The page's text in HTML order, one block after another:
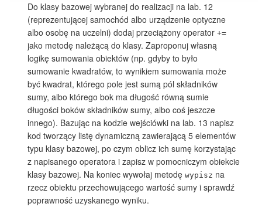
Do klasy bazowej wybranej do realizacji na lab. 12
(reprezentującej samochód albo urządzenie optyczne
albo osobę na uczelni) dodaj przeciążony operator+=
jako metodę należącą do klasy. Zaproponuj własną
logikę sumowania obiektów (np. gdyby to było
sumowanie kwadratów, to wynikiem sumowania może
być kwadrat, którego pole jest sumą pól składników
sumy, albo którego bok ma długość równą sumie
długości boków składników sumy, albo coś jeszcze
innego). Bazując na kodzie wejściówki na lab. 13 napisz
kod tworzący listę dynamiczną zawierającą 5 elementów
typu klasy bazowej, po czym oblicz ich sumę korzystając
z napisanego operatora i zapisz w pomocniczym obiekcie
klasy bazowej. Na koniec wywołaj metodęwypisz na
rzecz obiektu przechowującego wartość sumy i sprawdź
poprawność uzyskanego wyniku.